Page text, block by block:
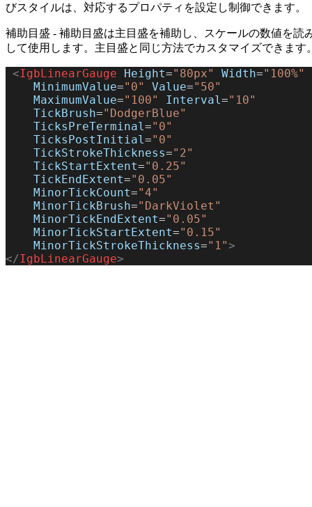
びスタイルは、対応するプロパティを設定し制御できます。
補助目盛 - 補助目盛は主目盛を補助し、スケールの数値を読
して使用します。主目盛と同じ方法でカスタマイズできます
<IgbLinearGauge Height="80px" Width="100%"
    MinimumValue
="0" Value="50"
    MaximumValue
="100" Interval ="10"
    TickBrush
="DodgerBlue"
    TicksPreTerminal
="0"
    TicksPostInitial
="0"
    TickStrokeThickness
="2"
    TickStartExtent
="0.25"
    TickEndExtent
="0.05"
    MinorTickCount
="4"
    MinorTickBrush
="DarkViolet"
    MinorTickEndExtent
="0.05"
    MinorTickStartExtent
="0.15"
    MinorTickStrokeThickness
="1">
</IgbLinearGauge>